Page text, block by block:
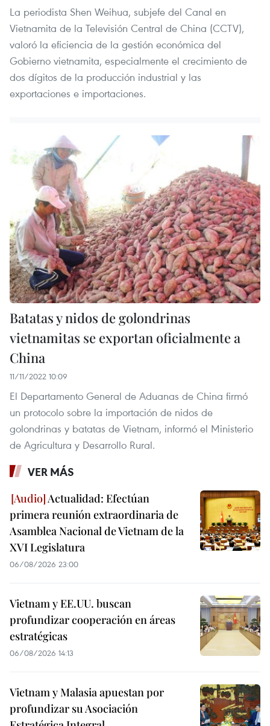
La periodista Shen Weihua, subjefe del Canal en
Vietnamita de la Televisión Central de China (CCTV),
valoró la eficiencia de la gestión económica del
Gobierno vietnamita, especialmente el crecimiento de
dos dígitos de la producción industrial y las
exportaciones e importaciones.
Batatas y nidos de golondrinas
vietnamitas se exportan oficialmente a
China
11/11/2022 10:09
El Departamento General de Aduanas de China firmó
un protocolo sobre la importación de nidos de
golondrinas y batatas de Vietnam, informó el Ministerio
de Agricultura y Desarrollo Rural.
VER MÁS
Actualidad: Efectúan
primera reunión extraordinaria de
Asamblea Nacional de Vietnam de la
XVI Legislatura
06/08/2026 23:00
Vietnam y EE.UU. buscan
profundizar cooperación en áreas
estratégicas
06/08/2026 14:13
Vietnam y Malasia apuestan por
profundizar su Asociación